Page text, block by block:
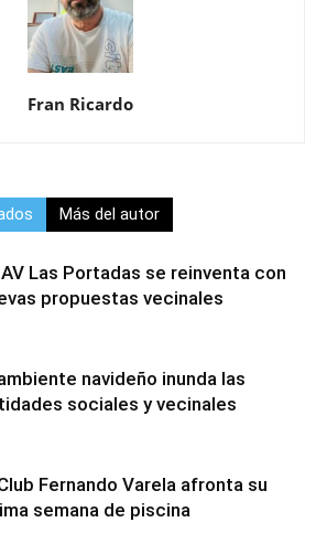
Fran Ricardo
Más del autor
Las Portadas se reinventa con
propuestas vecinales
navideño inunda las
sociales y vecinales
Fernando Varela afronta su
semana de piscina